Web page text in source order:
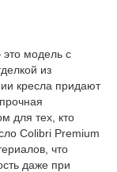
модель с
из
кресла придают
для тех, кто
Colibri Premium
что
даже при